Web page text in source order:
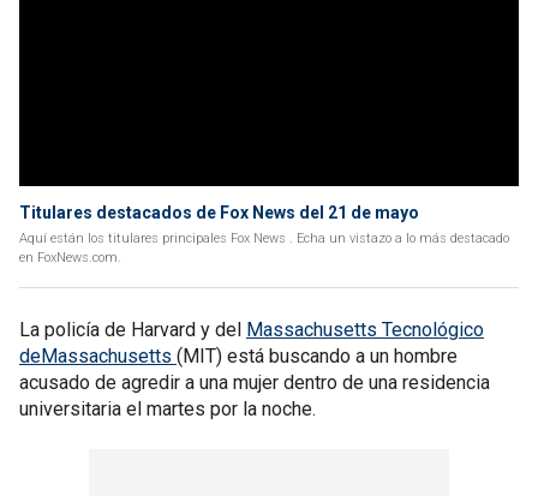
Titulares destacados de Fox News del 21 de mayo
Aquí están los titulares principales Fox News . Echa un vistazo a lo más destacado
en FoxNews.com.
La policía de Harvard y del Massachusetts Tecnológico
deMassachusetts (MIT) está buscando a un hombre
acusado de agredir a una mujer dentro de una residencia
universitaria el martes por la noche.